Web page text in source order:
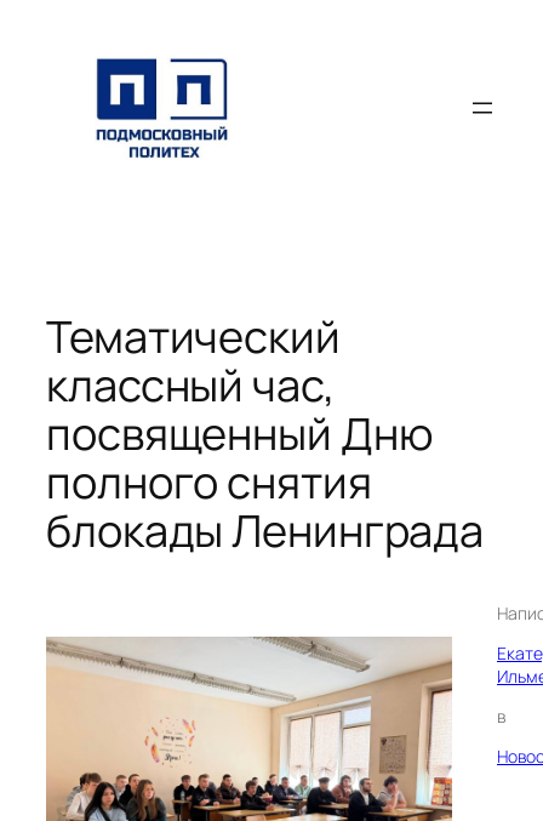
содержимому
Тематический
классный час,
посвященный Дню
полного снятия
блокады Ленинграда
в